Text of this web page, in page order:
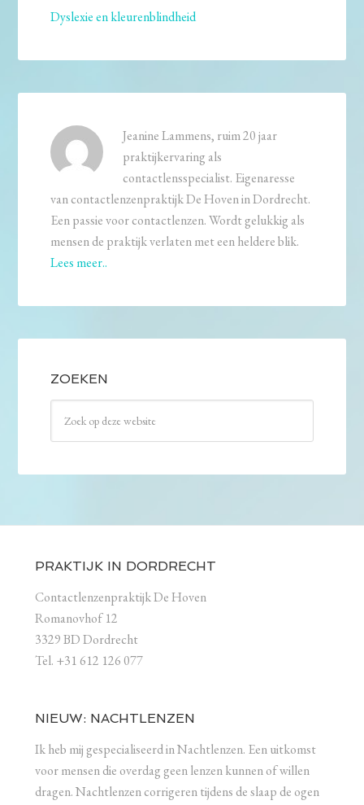
Dyslexie en kleurenblindheid
Jeanine Lammens, ruim 20 jaar
praktijkervaring als
contactlensspecialist. Eigenaresse
van contactlenzenpraktijk De Hoven in Dordrecht.
Een passie voor contactlenzen. Wordt gelukkig als
mensen de praktijk verlaten met een heldere blik.
Lees meer..
ZOEKEN
PRAKTIJK IN DORDRECHT
Contactlenzenpraktijk De Hoven
Romanovhof 12
3329 BD Dordrecht
Tel. +31 612 126 077
NIEUW: NACHTLENZEN
Ik heb mij gespecialiseerd in Nachtlenzen. Een uitkomst
voor mensen die overdag geen lenzen kunnen of willen
dragen. Nachtlenzen corrigeren tijdens de slaap de ogen